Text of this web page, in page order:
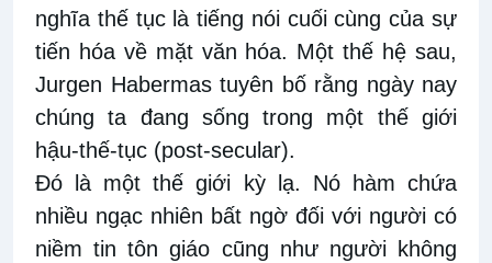
nghĩa thế tục là tiếng nói cuối cùng của sự
tiến hóa về mặt văn hóa. Một thế hệ sau,
Jurgen Habermas tuyên bố rằng ngày nay
chúng ta đang sống trong một thế giới
hậu-thế-tục (post-secular).
Đó là một thế giới kỳ lạ. Nó hàm chứa
nhiều ngạc nhiên bất ngờ đối với người có
niềm tin tôn giáo cũng như người không